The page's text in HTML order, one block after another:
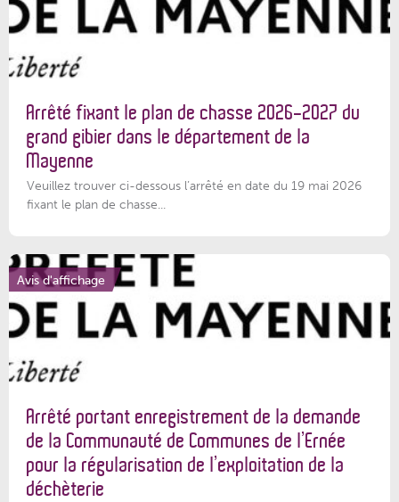
Arrêté fixant le plan de chasse 2026-2027 du
grand gibier dans le département de la
Mayenne
Veuillez trouver ci-dessous l’arrêté en date du 19 mai 2026
fixant le plan de chasse...
Avis d'affichage
Arrêté portant enregistrement de la demande
de la Communauté de Communes de l’Ernée
pour la régularisation de l’exploitation de la
déchèterie